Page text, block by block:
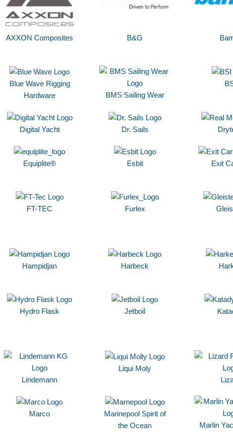
AXXON Composites B&G
Blue Wave Rigging
Hardware
BMS Sailing Wear
Digital Yacht Dr. Sails
Equiplite® Esbit
Exit
FT-TEC Furlex
Hampidjan Harbeck
Hydro Flask Jetboil
Lindemann
Liqui Moly
Marco
Marinepool Spirit of
the Ocean
Marlin